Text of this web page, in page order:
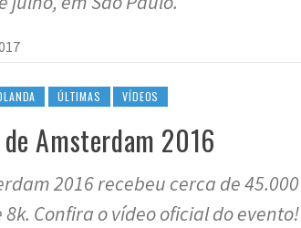
ÚLTIMAS VÍDEOS
Amsterdam 2016
2016 recebeu cerca de
8k. Confira o vídeo oficial do evento!